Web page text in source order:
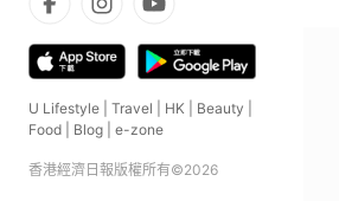
U Lifestyle Travel HK Beauty
Food
Blog e-zone
香港經濟日報版權所有©2026